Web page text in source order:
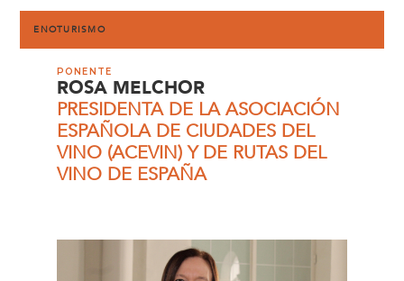
ENOTURISMO
PONENTE
ROSA MELCHOR
PRESIDENTA DE LA ASOCIACIÓN
ESPAÑOLA DE CIUDADES DEL
VINO (ACEVIN) Y DE RUTAS DEL
VINO DE ESPAÑA